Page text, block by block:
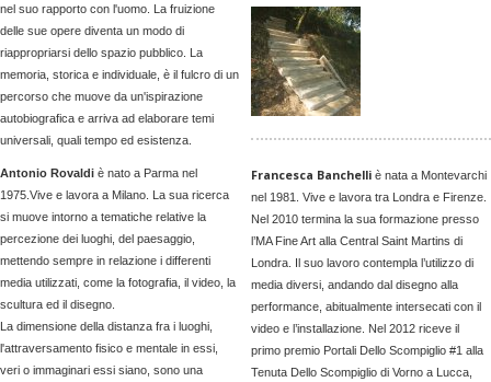
nel suo rapporto con l'uomo. La fruizione
delle sue opere diventa un modo di
riappropriarsi dello spazio pubblico. La
memoria, storica e individuale, è il fulcro di un
percorso che muove da un'ispirazione
autobiografica e arriva ad elaborare temi
universali, quali tempo ed esistenza.
Antonio Rovaldi è nato a Parma nel
1975.Vive e lavora a Milano. La sua ricerca
si muove intorno a tematiche relative la
percezione dei luoghi, del paesaggio,
mettendo sempre in relazione i differenti
media utilizzati, come la fotografia, il video, la
scultura ed il disegno.
La dimensione della distanza fra i luoghi,
l'attraversamento fisico e mentale in essi,
veri o immaginari essi siano, sono una
Francesca Banchelli è nata a Montevarchi
nel 1981. Vive e lavora tra Londra e Firenze.
Nel 2010 termina la sua formazione presso
l’MA Fine Art alla Central Saint Martins di
Londra. Il suo lavoro contempla l’utilizzo di
media diversi, andando dal disegno alla
performance, abitualmente intersecati con il
video e l’installazione. Nel 2012 riceve il
primo premio Portali Dello Scompiglio #1 alla
Tenuta Dello Scompiglio di Vorno a Lucca,